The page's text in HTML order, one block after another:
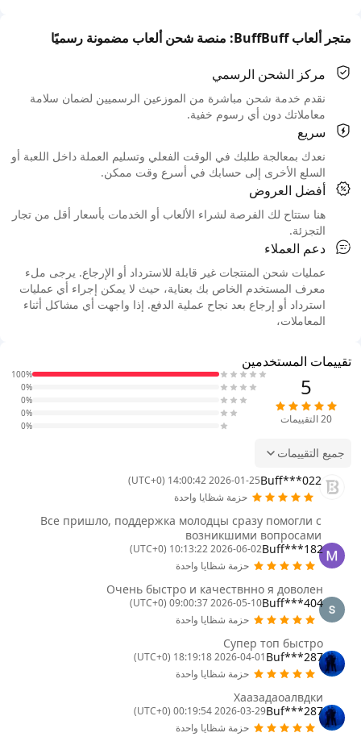
متجر ألعاب BuffBuff: منصة شحن ألعاب مضمونة رسميًا
مركز الشحن الرسمي
نقدم خدمة شحن مباشرة من الموزعين الرسميين لضمان سلامة
معاملاتك دون أي رسوم خفية.
سريع
نعدك بمعالجة طلبك في الوقت الفعلي وتسليم العملة داخل اللعبة أو
السلع الأخرى إلى حسابك في أسرع وقت ممكن.
أفضل العروض
هنا ستتاح لك الفرصة لشراء الألعاب أو الخدمات بأسعار أقل من تجار
التجزئة.
دعم العملاء
عمليات شحن المنتجات غير قابلة للاسترداد أو الإرجاع. يرجى ملء
معرف المستخدم الخاص بك بعناية، حيث لا يمكن إجراء أي عمليات
استرداد أو إرجاع بعد نجاح عملية الدفع. إذا واجهت أي مشاكل أثناء
المعاملات،
تقييمات المستخدمين
5
20التقييمات
100%
0%
0%
0%
0%
جميع التقييمات
Buff***022
2026-01-25 14:00:42 (UTC+0)
حزمة شظايا واحدة
Все пришло, поддержка молодцы сразу помогли с
возникшими вопросами
Buff***182
2026-06-02 10:13:22 (UTC+0)
حزمة شظايا واحدة
Очень быстро и качествнно я доволен
Buff***404
2026-05-10 09:00:37 (UTC+0)
حزمة شظايا واحدة
Супер топ быстро
Buf***287
2026-04-01 18:19:18 (UTC+0)
حزمة شظايا واحدة
Хаазадаоалвдки
Buf***287
2026-03-29 00:19:54 (UTC+0)
حزمة شظايا واحدة